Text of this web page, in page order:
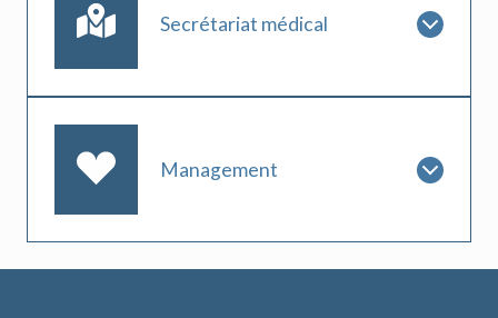
Secrétariat médical
Management